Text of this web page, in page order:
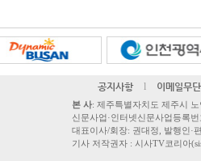
공지사항 l 이메일무
본 사: 제주특별자치도 제주시
신문사업·인터넷신문사업등록
대표이사/회장: 권대정, 발행인·
기사 저작권자 : 시사TV코리아